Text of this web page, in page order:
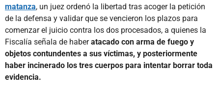
matanza, un juez ordenó la libertad tras acoger la petición
de la defensa y validar que se vencieron los plazos para
comenzar el juicio contra los dos procesados, a quienes la
Fiscalía señala de haberatacado con arma de fuego y
objetos contundentes a sus víctimas, y posteriormente
haber incinerado los tres cuerpos para intentar borrar toda
evidencia.